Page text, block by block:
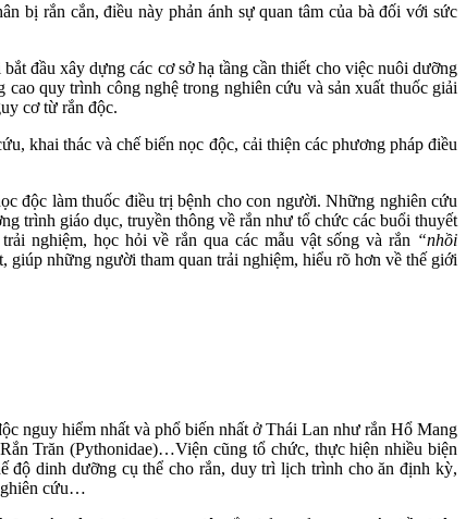
bị rắn cắn, điều này phản ánh sự quan tâm của bà đối với sức
đầu xây dựng các cơ sở hạ tầng cần thiết cho việc nuôi dưỡng
quy trình công nghệ trong nghiên cứu và sản xuất thuốc giải
cơ từ rắn độc.
khai thác và chế biến nọc độc, cải thiện các phương pháp điều
độc làm thuốc điều trị bệnh cho con người. Những nghiên cứu
trình giáo dục, truyền thông về rắn như tổ chức các buổi thuyết
nghiệm, học hỏi về rắn qua các mẫu vật sống và rắn “nhồi
giúp những người tham quan trải nghiệm, hiểu rõ hơn về thế giới
nguy hiểm nhất và phổ biến nhất ở Thái Lan như rắn Hổ Mang
Trăn (Pythonidae)…Viện cũng tổ chức, thực hiện nhiều biện
độ dinh dưỡng cụ thể cho rắn, duy trì lịch trình cho ăn định kỳ,
cứu…